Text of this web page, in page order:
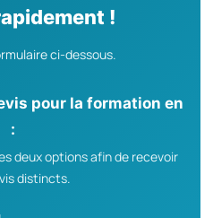
!
ci-dessous.
pour la formation en
:
deux options afin de recevoir
distincts.